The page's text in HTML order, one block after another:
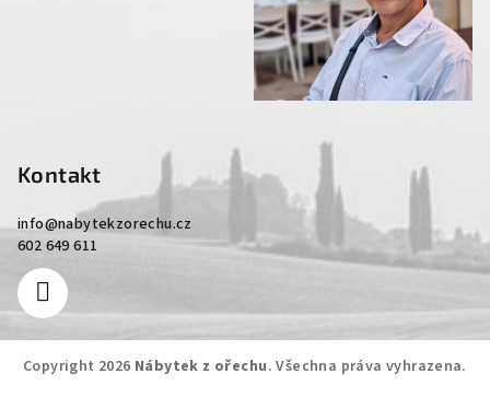
Kontakt
info@nabytekzorechu.cz
602 649 611
Copyright 2026 Nábytek z ořechu. Všechna práva vyhrazena.